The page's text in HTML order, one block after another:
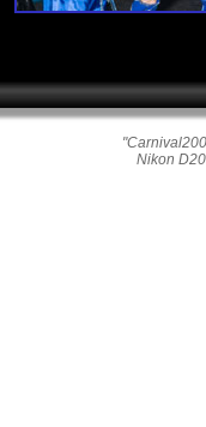
Nikon